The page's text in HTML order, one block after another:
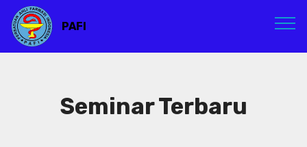
PAFI
Seminar Terbaru